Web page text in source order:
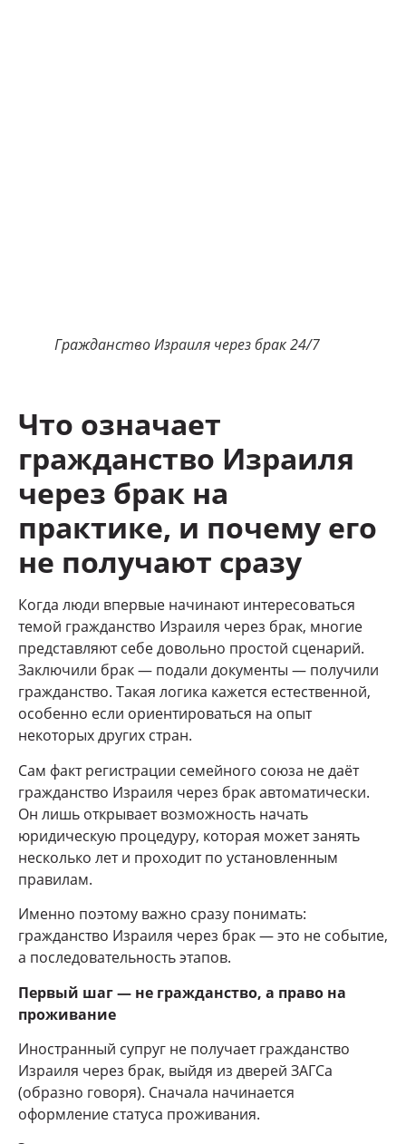
Гражданство Израиля через брак 24/7
Что означает
гражданство Израиля
через брак на
практике, и почему его
не получают сразу
Когда люди впервые начинают интересоваться
темой гражданство Израиля через брак, многие
представляют себе довольно простой сценарий.
Заключили брак — подали документы — получили
гражданство. Такая логика кажется естественной,
особенно если ориентироваться на опыт
некоторых других стран.
Сам факт регистрации семейного союза не даёт
гражданство Израиля через брак автоматически.
Он лишь открывает возможность начать
юридическую процедуру, которая может занять
несколько лет и проходит по установленным
правилам.
Именно поэтому важно сразу понимать:
гражданство Израиля через брак — это не событие,
а последовательность этапов.
Первый шаг — не гражданство, а право на
проживание
Иностранный супруг не получает гражданство
Израиля через брак, выйдя из дверей ЗАГСа
(образно говоря). Сначала начинается
оформление статуса проживания.